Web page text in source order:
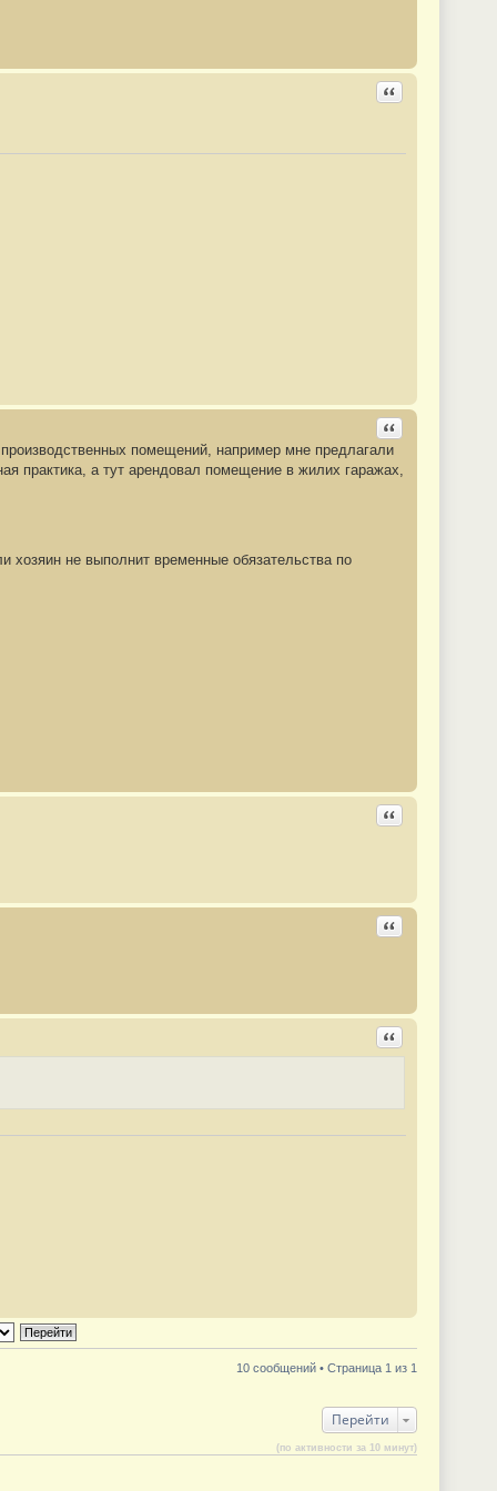
Ответить с
Ответить с
помещений, например мне предлагали
практика, а тут арендовал помещение в жилих гаражах,
хозяин не выполнит временные обязательства по
Ответить с
Ответить с
Ответить с
10 сообщений • Страница 1 из 1
Перейти
(по активности за 10 минут)